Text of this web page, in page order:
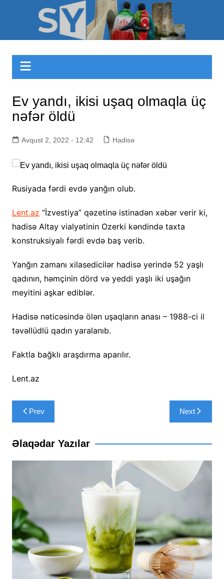
Sizinyol.org
Ev yandı, ikisi uşaq olmaqla üç
nəfər öldü
Avqust 2, 2022 - 12:42 Hadisə
Rusiyada fərdi evdə yanğın olub.
Lent.az “İzvestiya” qəzetinə istinadən xəbər verir ki,
hadisə Altay vialyətinin Ozerki kəndində taxta
konstruksiyalı fərdi evdə baş verib.
Yanğın zamanı xilasedicilər hadisə yerində 52 yaşlı
qadının, həmçinin dörd və yeddi yaşlı iki uşağın
meyitini aşkar ediblər.
Hadisə nəticəsində ölən uşaqların anası – 1988-ci il
təvəllüdlü qadın yaralanıb.
Faktla bağklı araşdırma aparılır.
Lent.az
Yazı
naviqasiyası
Prev Next
Əlaqədar Yazılar